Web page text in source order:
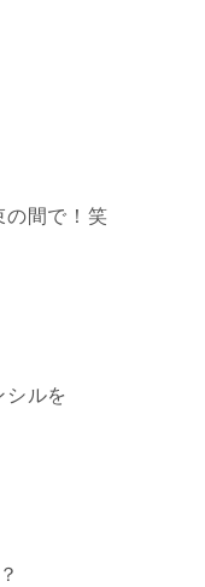
の間で！笑
ルを